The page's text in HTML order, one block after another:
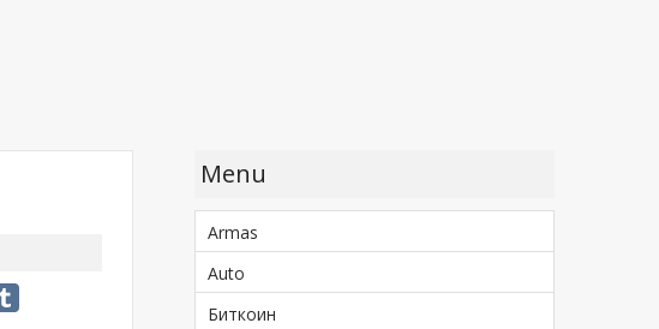
Menu
Armas
Auto
Биткоин